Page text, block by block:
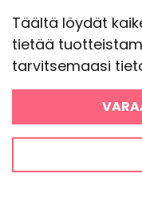
Täältä löydät
tietää
tarvitsemaasi